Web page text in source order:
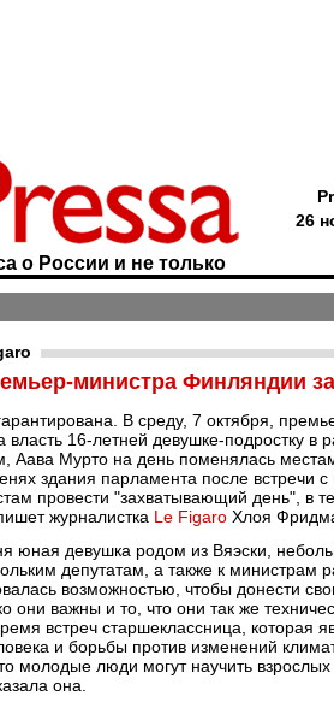
о России и не только
26
министра Финляндии
В среду, 7 октября,
власть 16-летней девушке-подростку
Аава Мурто на день поменялась
здания парламента после встречи
провести "захватывающий день", в
журналистка Le Figaro Хлоя
юная девушка родом из Вяэски,
депутатам, а также к министрам
возможностью, чтобы донести
они важны и то, что они так же
встреч старшеклассница, которая
и борьбы против изменений
молодые люди могут научить
она.